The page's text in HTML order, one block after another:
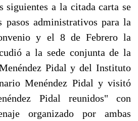
a la citada carta se
pasos administrativos para la
y el 8 de Febrero la
a la sede conjunta de la
Pidal y del Instituto
Menéndez Pidal y visitó
Pidal reunidos" con
organizado por am­bas